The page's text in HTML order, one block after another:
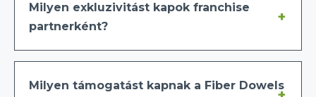
Milyen exkluzivitást kapok franchise
partnerként?
Milyen támogatást kapnak a Fiber Dowels